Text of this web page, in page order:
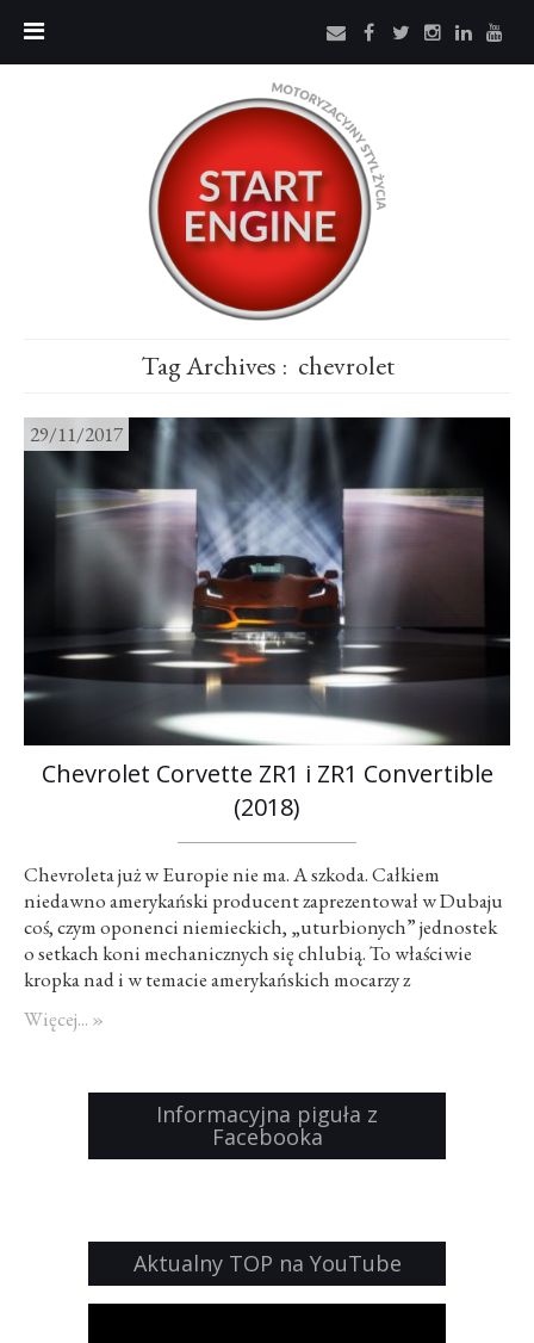
Tag Archives : chevrolet
29/11/2017
Chevrolet Corvette ZR1 i ZR1 Convertible
(2018)
Chevroleta już w Europie nie ma. A szkoda. Całkiem
niedawno amerykański producent zaprezentował w Dubaju
coś, czym oponenci niemieckich, „uturbionych” jednostek
o setkach koni mechanicznych się chlubią. To właściwie
kropka nad i w temacie amerykańskich mocarzy z
sprzedaży trafi w drugiej połowie 2018 roku, ale Wy pewnie
Więcej... »
Informacyjna piguła z
Facebooka
Aktualny TOP na YouTube